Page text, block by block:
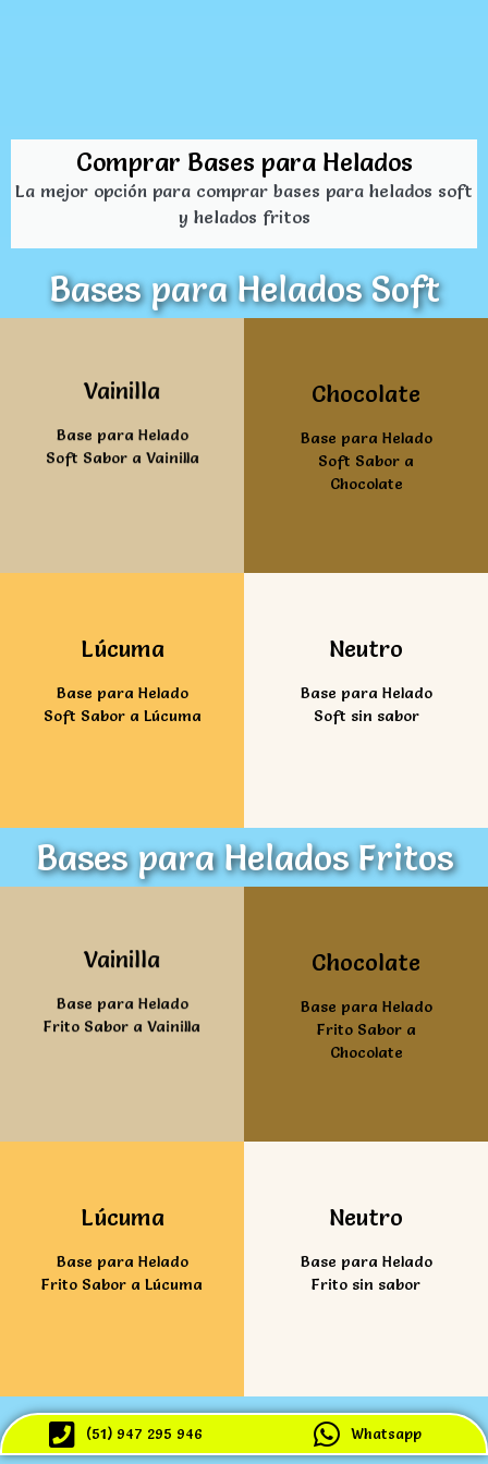
Comprar Bases para Helados
La mejor opción para comprar bases para helados soft
y helados fritos
Bases para Helados Soft
Vainilla
Base para Helado
Soft Sabor a Vainilla
Ver mas Chocolate
Base para Helado
Soft Sabor a
Chocolate
Lúcuma
Base para Helado
Soft Sabor a Lúcuma
Neutro
Base para Helado
Soft sin sabor
Bases para Helados Fritos
Vainilla
Base para Helado
Frito Sabor a Vainilla
Ver mas Chocolate
Base para Helado
Frito Sabor a
Chocolate
Lúcuma
Base para Helado
Frito Sabor a Lúcuma
Neutro
Base para Helado
Frito sin sabor
(51) 947 295 946 Whatsapp